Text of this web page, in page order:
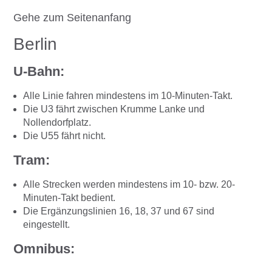
Gehe zum Seitenanfang
Berlin
U-Bahn:
Alle Linie fahren mindestens im 10-Minuten-Takt.
Die U3 fährt zwischen Krumme Lanke und
Nollendorfplatz.
Die U55 fährt nicht.
Tram:
Alle Strecken werden mindestens im 10- bzw. 20-
Minuten-Takt bedient.
Die Ergänzungslinien 16, 18, 37 und 67 sind
eingestellt.
Omnibus: